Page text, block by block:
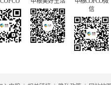
信